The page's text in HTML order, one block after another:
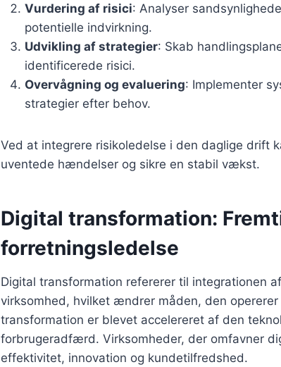
Vurdering af risici: Analyser
potentielle indvirkning.
Udvikling af strategier: Skab
identificerede risici.
Overvågning og evaluering: Implementer
strategier efter behov.
Ved at integrere risikoledelse i den daglige drift
uventede hændelser og sikre en stabil vækst.
Digital transformation:
forretningsledelse
Digital transformation refererer til integrationen
virksomhed, hvilket ændrer måden, den
transformation er blevet accelereret af den
forbrugeradfærd. Virksomheder, der omfavner
effektivitet, innovation og kundetilfredshed.